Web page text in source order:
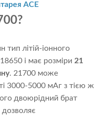
ACE
літій-іонного
і має розміри 21
. 21700 може
3000-5000 мАг з тією ж
двоюрідний брат